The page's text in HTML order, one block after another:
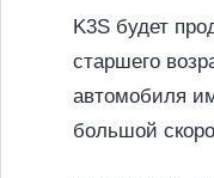
K3S будет
старшего
автомобиля
большой